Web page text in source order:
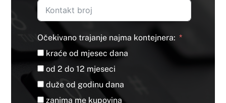
Očekivano trajanje najma kontejnera:
kraće od mjesec dana
od 2 do 12 mjeseci
duže od godinu dana
zanima me kupovina